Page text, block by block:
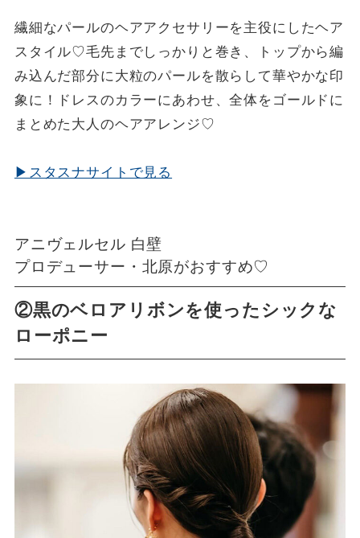
繊細なパールのヘアアクセサリーを主役にしたヘア
スタイル♡毛先までしっかりと巻き、トップから編
み込んだ部分に大粒のパールを散らして華やかな印
象に！ドレスのカラーにあわせ、全体をゴールドに
まとめた大人のヘアアレンジ♡
▶スタスナサイトで見る
アニヴェルセル 白壁
プロデューサー・北原がおすすめ♡
②黒のベロアリボンを使ったシックな
ローポニー